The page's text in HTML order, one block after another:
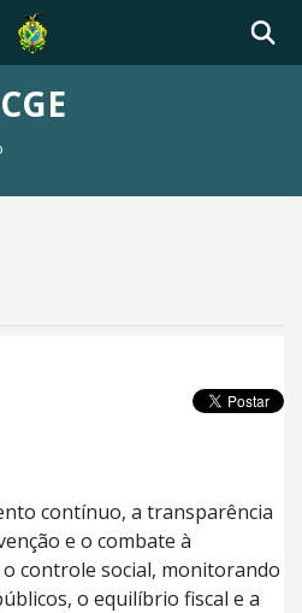
CGE
contínuo, a transparência
e o combate à
controle social, monitorando
o equilíbrio fiscal e a